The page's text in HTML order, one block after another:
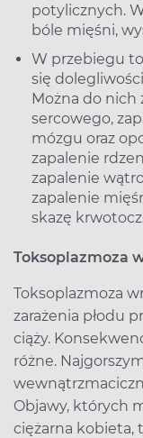
potylicznych.
bóle mięśni,
W przebiegu
się
Można do nich
sercowego,
mózgu oraz
zapalenie
zapalenie
zapalenie
skazę
Toksoplazmoza
Toksoplazmoza
zarażenia płodu
ciąży.
różne.
Objawy, których
ciężarna kobieta,